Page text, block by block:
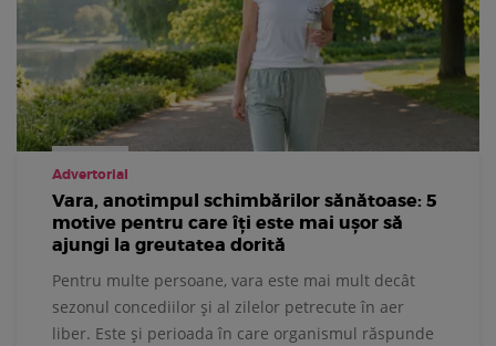
Advertorial
Vara, anotimpul schimbărilor sănătoase: 5
motive pentru care îți este mai ușor să
ajungi la greutatea dorită
Pentru multe persoane, vara este mai mult decât
sezonul concediilor și al zilelor petrecute în aer
liber. Este și perioada în care organismul răspunde